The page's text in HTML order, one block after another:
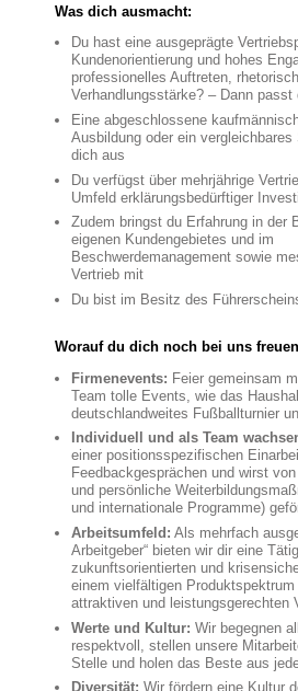
Was dich ausmacht:
Du hast eine ausgeprägte
Kundenorientierung und hohes
professionelles Auftreten,
Verhandlungsstärke? – Dann passt
Eine abgeschlossene
Ausbildung oder ein
dich aus
Du verfügst über mehrjährige
Umfeld erklärungsbedürftiger
Zudem bringst du Erfahrung in der
eigenen Kundengebietes und im
Beschwerdemanagement sowie
Vertrieb mit
Du bist im Besitz des
Worauf du dich noch bei uns
Firmenevents: Feier gemeinsam
Team tolle Events, wie das
deutschlandweites Fußballturnier
Individuell und als Team
einer positionsspezifischen
Feedbackgesprächen und wirst
und persönliche
und internationale Programme)
Arbeitsumfeld: Als mehrfach
Arbeitgeber“ bieten wir dir eine
zukunftsorientierten und
einem vielfältigen
attraktiven und leistungsgerechten
Werte und Kultur: Wir begegnen
respektvoll, stellen unsere
Stelle und holen das Beste aus
Diversität: Wir fördern eine Kultur